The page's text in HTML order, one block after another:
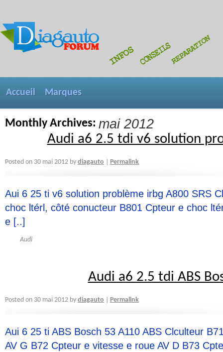
Accueil Marques
Monthly Archives: mai 2012
Audi a6 2.5 tdi v6 solution
Posted on 30 mai 2012 by diagauto Permalink
Aui 6 25 ti v6 solution problème irbg A800 SRS
choc ltérl, côté conucteur B801 Cpteur e choc
e [..]
Audi
Audi a6 2.5 tdi ABS
Posted on 30 mai 2012 by diagauto Permalink
Aui 6 25 ti ABS Bosch 53 A110 ABS Clculteur
AV G B72 Cpteur e vitesse e roue AV D B73